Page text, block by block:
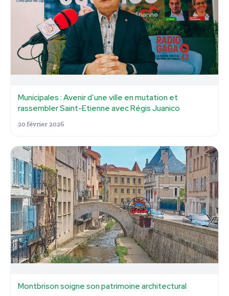
Municipales : Avenir d’une ville en mutation et
rassembler Saint-Etienne avec Régis Juanico
20 février 2026
Montbrison soigne son patrimoine architectural